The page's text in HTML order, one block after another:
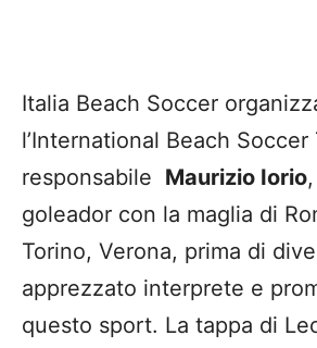
Italia Beach Soccer
l’International Beach
responsabile Maurizio Iorio
goleador con la maglia di
Torino, Verona, prima di
apprezzato interprete e
questo sport. La tappa di